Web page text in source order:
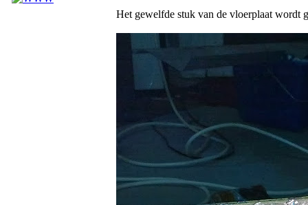
Het gewelfde stuk van de vloerplaat wordt